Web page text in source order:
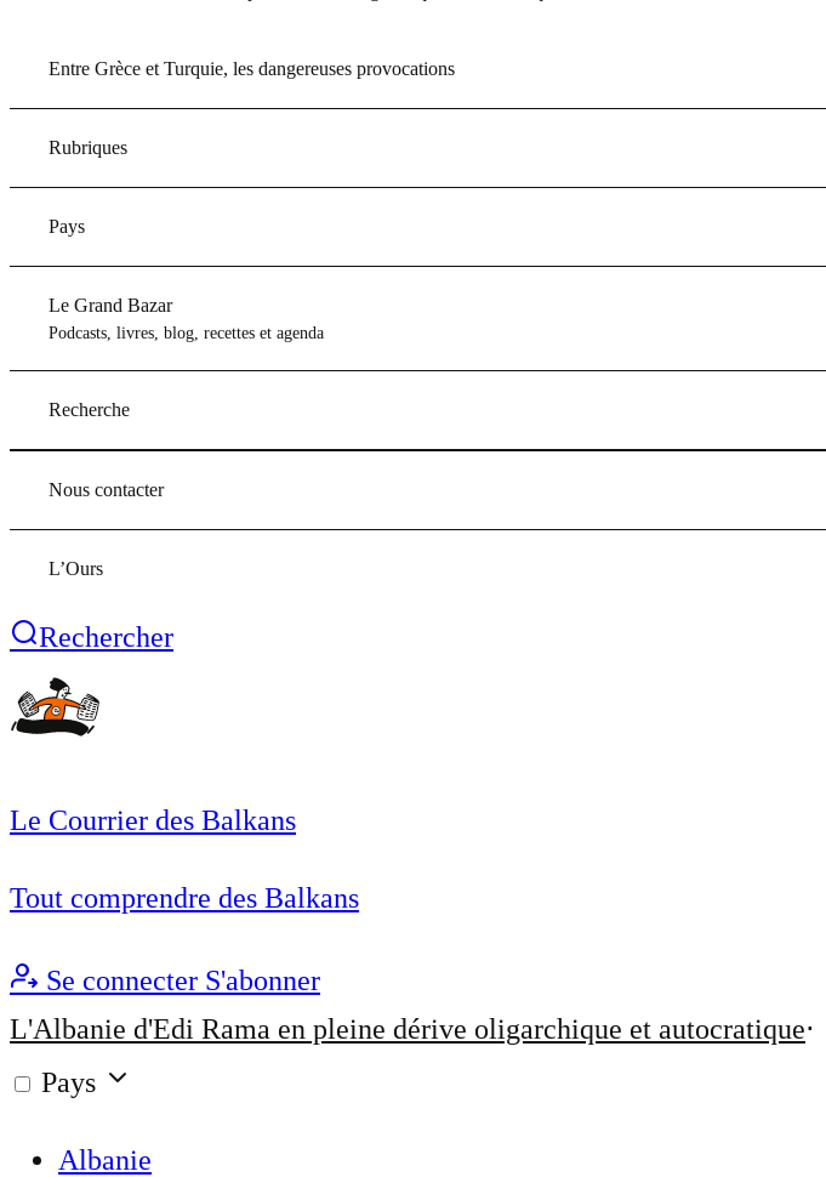
Entre Grèce et Turquie, les dangereuses provocations
Rubriques
Pays
Le Grand Bazar
Podcasts, livres, blog, recettes et agenda
Recherche
Nous contacter
L’Ours
Rechercher
Le Courrier des Balkans
Tout comprendre des Balkans
Se connecter S'abonner
L'Albanie d'Edi Rama en pleine dérive oligarchique et autocratique
Pays
Albanie